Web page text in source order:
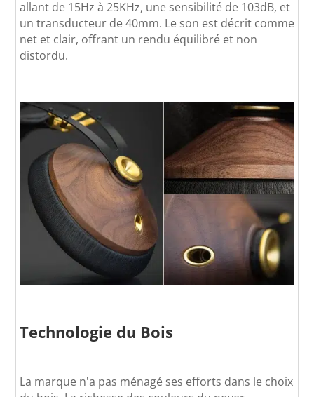
allant de 15Hz à 25KHz, une sensibilité de 103dB, et
un transducteur de 40mm. Le son est décrit comme
net et clair, offrant un rendu équilibré et non
distordu.
Technologie du Bois
La marque n'a pas ménagé ses efforts dans le choix